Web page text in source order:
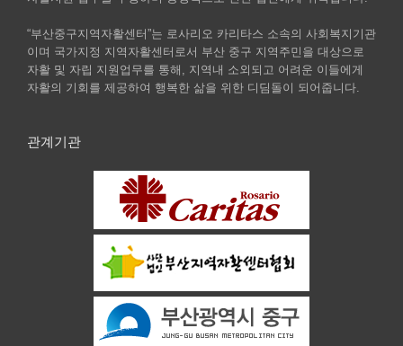
“부산중구지역자활센터”는 로사리오 카리타스 소속의 사회복지기관
이며 국가지정 지역자활센터로서 부산 중구 지역주민을 대상으로
자활 및 자립 지원업무를 통해, 지역내 소외되고 어려운 이들에게
자활의 기회를 제공하여 행복한 삶을 위한 디딤돌이 되어줍니다.
관계기관